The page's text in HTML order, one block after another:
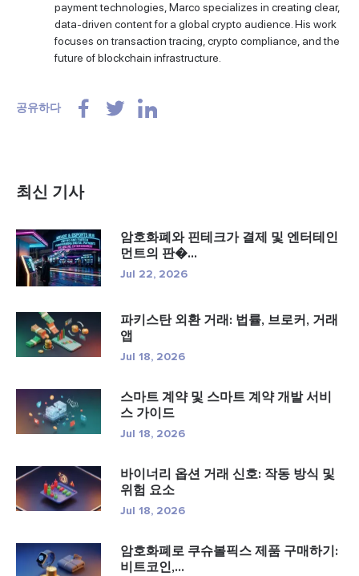
payment technologies, Marco specializes in creating clear,
data-driven content for a global crypto audience. His work
focuses on transaction tracing, crypto compliance, and the
future of blockchain infrastructure.
공유하다
최신 기사
암호화폐와 핀테크가 결제 및 엔터테인
먼트의 판�...
Jul 22, 2026
파키스탄 외환 거래: 법률, 브로커, 거래
앱
Jul 18, 2026
스마트 계약 및 스마트 계약 개발 서비
스 가이드
Jul 18, 2026
바이너리 옵션 거래 신호: 작동 방식 및
위험 요소
Jul 18, 2026
암호화폐로 쿠슈볼픽스 제품 구매하기:
비트코인,...